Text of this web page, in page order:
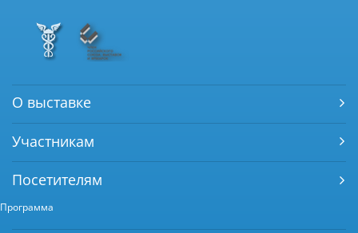
О выставке
Участникам
Посетителям
Программа